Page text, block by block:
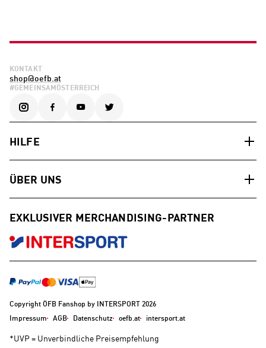
KONTAKT
shop@oefb.at
#GEMEINSAMÖSTERREICH
HILFE
ÜBER UNS
EXKLUSIVER MERCHANDISING-PARTNER
Copyright ÖFB Fanshop by INTERSPORT 2026
Impressum
AGB Datenschutz oefb.at intersport.at
*UVP = Unverbindliche Preisempfehlung